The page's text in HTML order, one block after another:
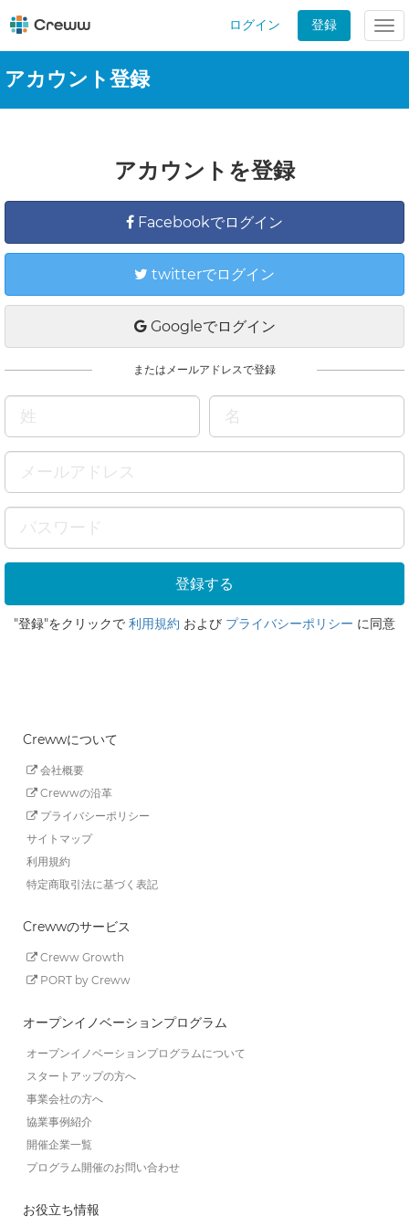
ログイン 登録
アカウント登録
アカウントを登録
Facebookでログイン
twitterでログイン
Googleでログイン
またはメールアドレスで登録
"登録"をクリックで 利用規約 および プライバシーポリシー に同意
Crewwについて
会社概要
Crewwの沿革
プライバシーポリシー
サイトマップ
利用規約
特定商取引法に基づく表記
Crewwのサービス
Creww Growth
PORT by Creww
オープンイノベーションプログラム
オープンイノベーションプログラムについて
スタートアップの方へ
事業会社の方へ
協業事例紹介
開催企業一覧
プログラム開催のお問い合わせ
お役立ち情報